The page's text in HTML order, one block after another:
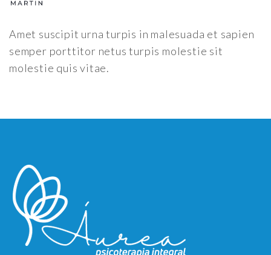
Amet suscipit urna turpis in malesuada et sapien
semper porttitor netus turpis molestie sit
molestie quis vitae.